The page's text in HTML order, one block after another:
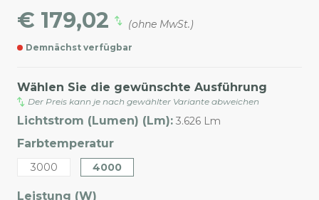
€ 179,02
(ohne MwSt.)
Demnächst verfügbar
Wählen Sie die gewünschte Ausführung
Der Preis kann je nach gewählter Variante abweichen
Lichtstrom (Lumen) (Lm): 3.626 Lm
Farbtemperatur
3000 4000
Leistung (W)